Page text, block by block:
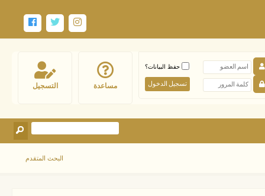
التسجيل مساعدة
حفظ البيانات؟
البحث المتقدم